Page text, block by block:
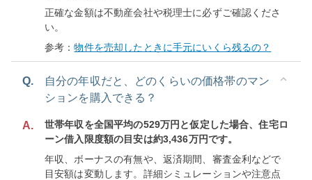
正確な金額は不動産会社や税理士に必ずご確認くださ
い。
参考：物件を売却したときに手元にいくら残るの？
Q.
自分の年収だと、どのくらいの価格帯のマン
ションを購入できる？
A.
世帯年収を全国平均の529万円と仮定した場合、住宅ロ
ーン借入限度額の目安は約3,436万円です。
年収、ボーナスの有無や、返済期間、審査金利などで
目安額は変動します。詳細シミュレーションや注意点